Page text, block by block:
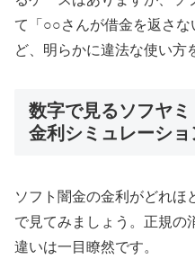
て「○○さんが借金を返さ
ど、明らかに違法な使い方
数字で見るソフヤミ
金利シミュレーショ
ソフト闇金の金利がどれほ
で見てみましょう。正規の
違いは一目瞭然です。